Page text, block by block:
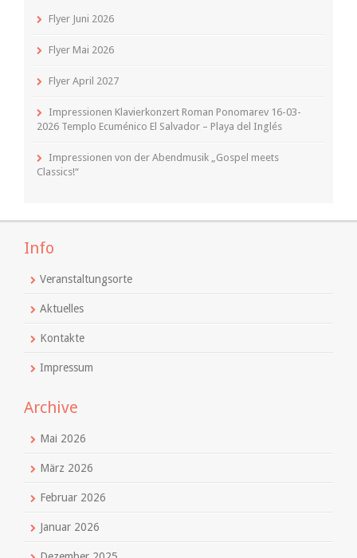
Flyer Juni 2026
Flyer Mai 2026
Flyer April 2027
Impressionen Klavierkonzert Roman Ponomarev 16-03-
2026 Templo Ecuménico El Salvador – Playa del Inglés
Impressionen von der Abendmusik „Gospel meets
Classics!“
Info
Veranstaltungsorte
Aktuelles
Kontakte
Impressum
Archive
Mai 2026
März 2026
Februar 2026
Januar 2026